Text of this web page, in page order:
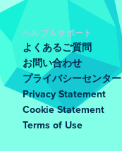
ヘルプ＆サポート
よくあるご質問
お問い合わせ
プライバシーセンター
Privacy Statement
Cookie Statement
Terms of Use